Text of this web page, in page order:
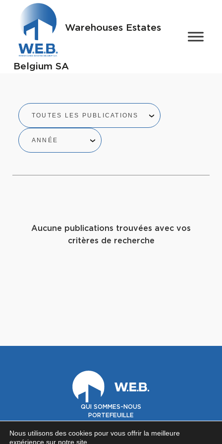
Warehouses Estates
Belgium SA
TOUTES LES PUBLICATIONS
ANNÉE
Aucune publications trouvées avec vos
critères de recherche
QUI SOMMES-NOUS
PORTEFEUILLE
INVESTISSEURS
Nous utilisons des cookies pour vous offrir la meilleure
expérience sur notre site.